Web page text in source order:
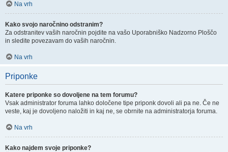
Na vrh
Kako svojo naročnino odstranim?
Za odstranitev vaših naročnin pojdite na vašo Uporabniško Nadzorno Ploščo
in sledite povezavam do vaših naročnin.
Na vrh
Priponke
Katere priponke so dovoljene na tem forumu?
Vsak administrator foruma lahko določene tipe priponk dovoli ali pa ne. Če ne
veste, kaj je dovoljeno naložiti in kaj ne, se obrnite na administratorja foruma.
Na vrh
Kako najdem svoje priponke?